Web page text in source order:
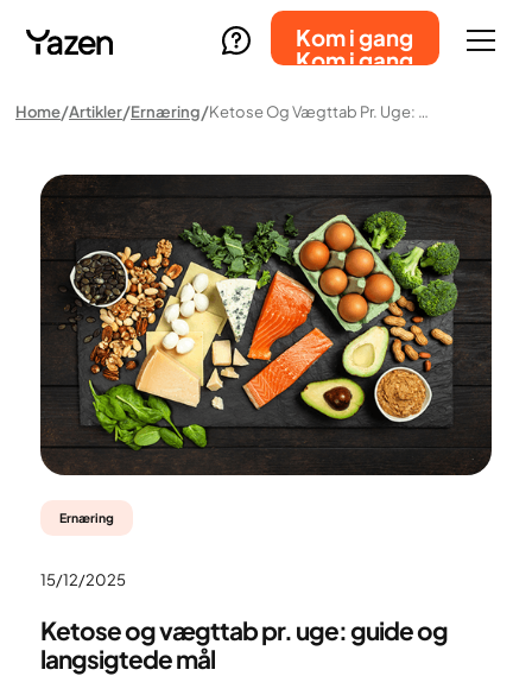
Kom i gang
Kom i gang
Home Artikler Ernæring Ketose Og Vægttab Pr. Uge: Guide Og Langsigtede Mål
Ernæring
15/12/2025
Ketose og vægttab pr. uge: guide og
langsigtede mål